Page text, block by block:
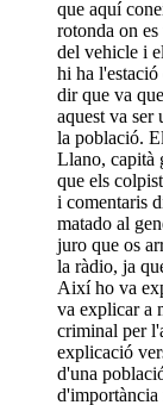
que aquí
rotonda on
del vehicle i
hi ha
dir que va
aquest va ser
la població.
Llano, capità
que els
i comentaris
matado al
juro que os
la ràdio, ja
Així ho va
va explicar a
criminal per
explicació
d'una
d'importància